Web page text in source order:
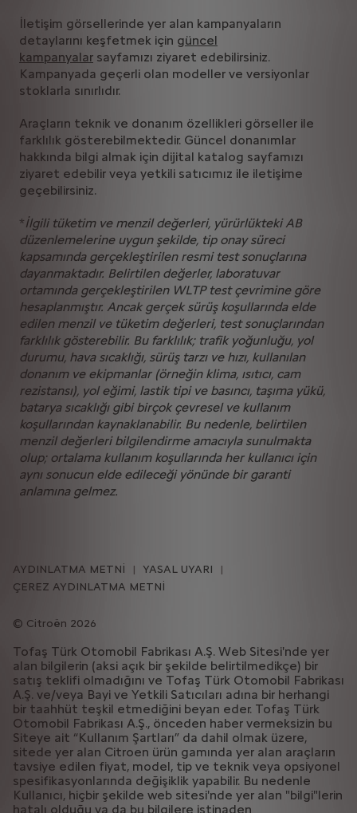
İletişim görsellerinde yer alan kampanyaların
detaylarını keşfetmek için güncel
kampanyalar sayfamızı ziyaret edebilirsiniz.
Kampanyada geçerli olan modeller ve versiyonlar
stoklarla sınırlıdır.​
Araçların teknik ve donanım özellikleri görseller ile
farklılık gösterebilmektedir. Güncel donanımlar
hakkında bilgi almak için dijital katalog sayfamızı
ziyaret edebilir veya yetkili satıcımız ile iletişime
geçebilirsiniz.
*İlgili tüketim ve menzil değerleri, yürürlükteki AB
düzenlemelerine uygun şekilde, tip onay süreci
kapsamında gerçekleştirilen resmi test sonuçlarına
dayanmaktadır. Belirtilen değerler, laboratuvar
ortamında gerçekleştirilen WLTP test çevrimine göre
hesaplanmıştır. Ancak gerçek sürüş koşullarında elde
edilen menzil ve tüketim değerleri, test sonuçlarından
farklılık gösterebilir. Bu farklılık; trafik yoğunluğu, yol
durumu, hava sıcaklığı, sürüş tarzı ve hızı, kullanılan
donanım ve ekipmanlar (örneğin klima, ısıtıcı, cam
rezistansı), yol eğimi, lastik tipi ve basıncı, taşıma yükü,
batarya sıcaklığı gibi birçok çevresel ve kullanım
koşullarından kaynaklanabilir. Bu nedenle, belirtilen
menzil değerleri bilgilendirme amacıyla sunulmakta
olup; ortalama kullanım koşullarında her kullanıcı için
aynı sonucun elde edileceği yönünde bir garanti
anlamına gelmez.
Citroën 2026
AYDINLATMA METNİ
YASAL UYARI
ÇEREZ AYDINLATMA METNİ
Tofaş Türk Otomobil Fabrikası A.Ş. Web Sitesi'nde yer
alan bilgilerin (aksi açık bir şekilde belirtilmedikçe) bir
satış teklifi olmadığını ve Tofaş Türk Otomobil Fabrikası
A.Ş. ve/veya Bayi ve Yetkili Satıcıları adına bir herhangi
bir taahhüt teşkil etmediğini beyan eder. Tofaş Türk
Otomobil Fabrikası A.Ş., önceden haber vermeksizin bu
Siteye ait “Kullanım Şartları” da dahil olmak üzere,
sitede yer alan Citroen ürün gamında yer alan araçların
tavsiye edilen fiyat, model, tip ve teknik veya opsiyonel
spesifikasyonlarında değişiklik yapabilir. Bu nedenle
Kullanıcı, hiçbir şekilde web sitesi'nde yer alan "bilgi"lerin
hatalı olduğu ya da bu bilgilere istinaden